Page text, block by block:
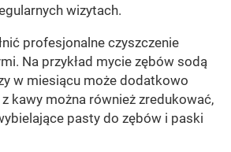
wizytach.
profesjonalne czyszczenie
Na przykład mycie zębów sodą
w miesiącu może dodatkowo
kawy można również zredukować,
pasty do zębów i paski